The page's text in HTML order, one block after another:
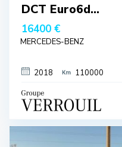
DCT Euro6d...
16400 €
MERCEDES-BENZ
2018 110000